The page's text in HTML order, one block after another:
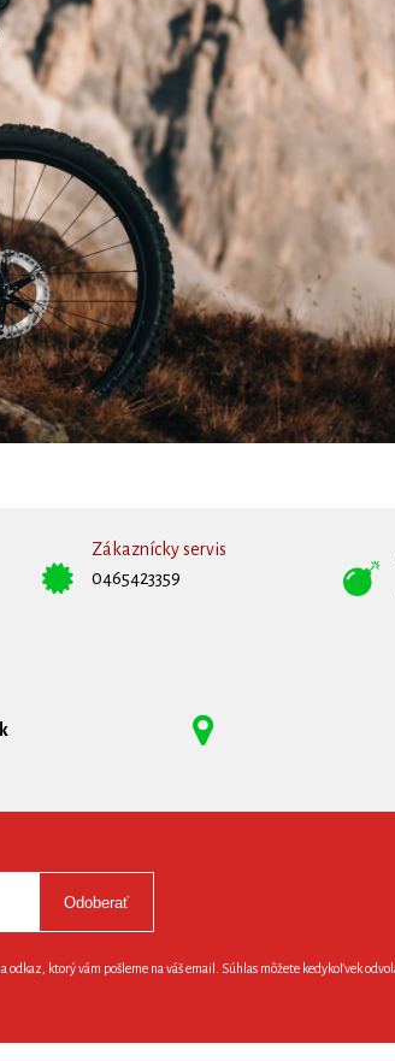
Zákaznícky servis
0465423359
Odoberať
ktorý vám pošleme na váš email. Súhlas môžete kedykoľvek